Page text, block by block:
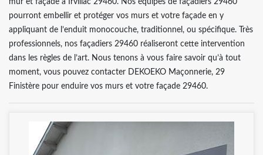
mur et façade à Irvillac 29460. Nos équipes de façadiers 29460
pourront embellir et protéger vos murs et votre façade en y
appliquant de l’enduit monocouche, traditionnel, ou spécifique. Très
professionnels, nos façadiers 29460 réaliseront cette intervention
dans les règles de l’art. Nous tenons à vous faire savoir qu’à tout
moment, vous pouvez contacter DEKOEKO Maçonnerie, 29
Finistère pour enduire vos murs et votre façade 29460.